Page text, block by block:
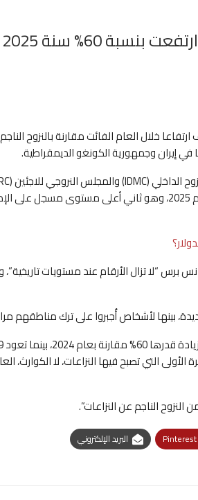
60% سنة 2025
خلال العام الفائت مقارنة بالنزوح
يصل إجمالي عدد النازحين داخليا إلى 82,2 مليون شخص بحلول عام 2025، وهو ثاني أعلى
برس “لا تزال الأرقام عند مستويات
التي تصبح فيها النزاعات، لا الكوارث،
الناجم عن النزاعات”.
Pinterest البريد الإلكتروني